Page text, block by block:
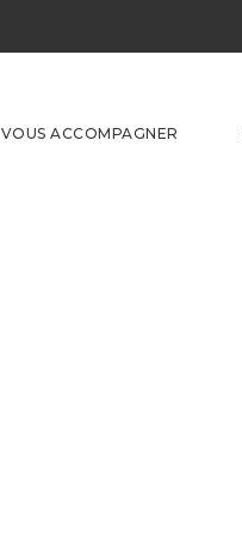
VOUS ACCOMPAGNER